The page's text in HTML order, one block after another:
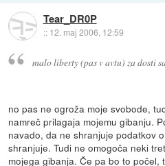
Tear_DR0P
:: 12. maj 2006, 12:59
malo liberty (pas v avtu) za dosti
no pas ne ogroža moje svobode,
namreč prilagaja mojemu gibanju.
navado, da ne shranjuje podatkov
shranjuje. Tudi ne omogoča neki
mojega gibanja. Če pa bo to počel,